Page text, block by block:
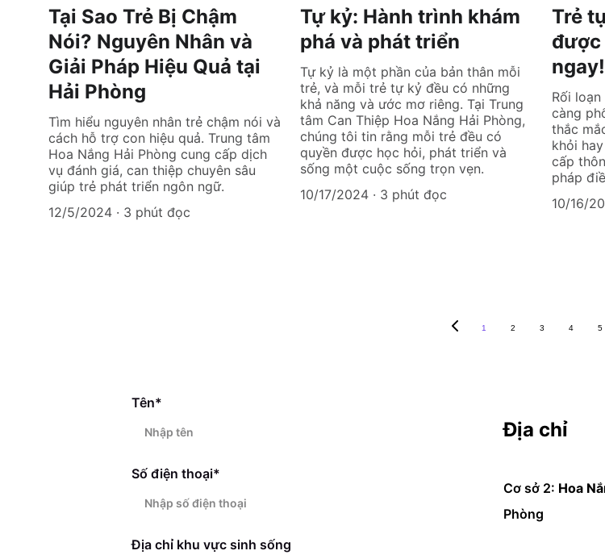
Tại Sao Trẻ Bị Chậm
Nói? Nguyên Nhân và
Giải Pháp Hiệu Quả tại
Hải Phòng
Tìm hiểu nguyên nhân trẻ chậm nói và
cách hỗ trợ con hiệu quả. Trung tâm
Hoa Nắng Hải Phòng cung cấp dịch
vụ đánh giá, can thiệp chuyên sâu
giúp trẻ phát triển ngôn ngữ.
12/5/2024
3 phút đọc
Tự kỷ: Hành trình khám
phá và phát triển
Tự kỷ là một phần của bản thân mỗi
trẻ, và mỗi trẻ tự kỷ đều có những
khả năng và ước mơ riêng. Tại Trung
tâm Can Thiệp Hoa Nắng Hải Phòng,
chúng tôi tin rằng mỗi trẻ đều có
quyền được học hỏi, phát triển và
sống một cuộc sống trọn vẹn.
10/17/2024
3 phút đọc
Trẻ
được
ngay!
Rối
càng
thắc
khỏi
cấp
pháp
10/16/
1 2 3 4 5
Tên*
Số điện thoại*
Địa chỉ khu vực sinh sống
Địa chỉ
Cơ sở 2: Hoa
Phòng